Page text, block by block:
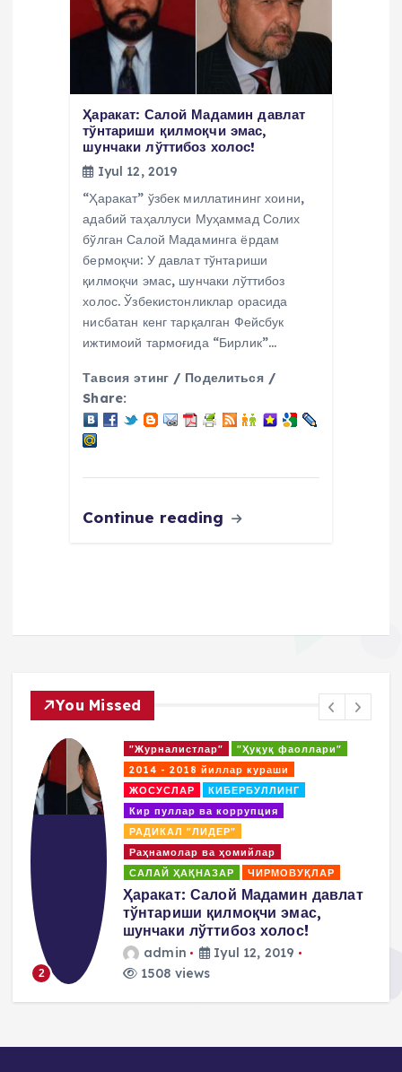
Ҳаракат: Салой Мадамин давлат
тўнтариши қилмоқчи эмас,
шунчаки лўттибоз холос!
Iyul 12, 2019
“Ҳаракат” ўзбек миллатининг хоини,
адабий таҳаллуси Муҳаммад Солих
бўлган Салой Мадаминга ёрдам
бермоқчи: У давлат тўнтариши
қилмоқчи эмас, шунчаки лўттибоз
холос. Ўзбекистонликлар орасида
нисбатан кенг тарқалган Фейсбук
ижтимоий тармоғида “Бирлик”…
Тавсия этинг / Поделиться /
Share:
Continue reading
You Missed
"Журналистлар"
"Ҳуқуқ фаоллари"
2014 - 2018 йиллар кураши
ЖОСУСЛАР
КИБЕРБУЛЛИНГ
Кир пуллар ва коррупция
РАДИКАЛ "ЛИДЕР"
Раҳнамолар ва ҳомийлар
САЛАЙ ҲАҚНАЗАР
ЧИРМОВУҚЛАР
Салай Мадаминов Ўзбекистонда
давлат тўнтариши уюштириш
йўлидаги жиноий режалари
ҳақида сўзлайди!
admin